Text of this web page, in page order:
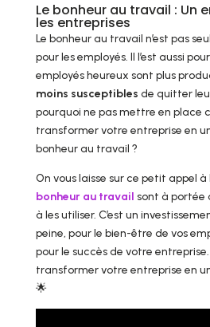
Le bonheur au travail : Un
les entreprises
Le bonheur au travail n’est pas
pour les employés. Il l’est aussi
employés heureux sont plus
moins susceptibles de quitter
pourquoi ne pas mettre en place
transformer votre entreprise en
bonheur au travail ?
On vous laisse sur ce petit appel à
bonheur au travail sont à portée
à les utiliser. C’est un
peine, pour le bien-être de vos
pour le succès de votre
transformer votre entreprise en
🌟